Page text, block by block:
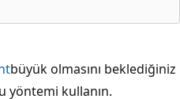
büyük olmasını beklediğiniz
yöntemi kullanın.